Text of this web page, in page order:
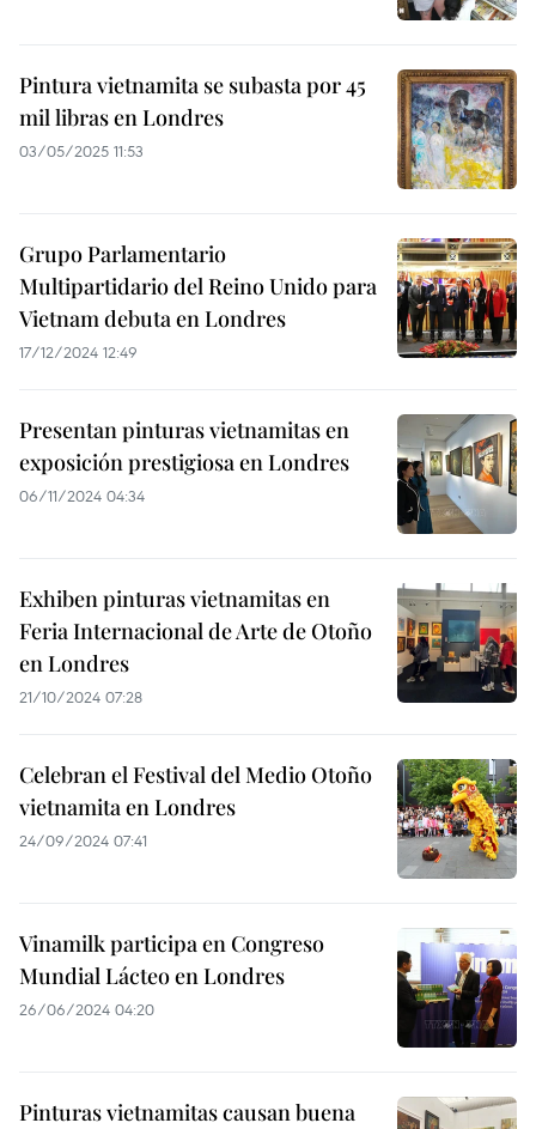
Pintura vietnamita se subasta por 45
mil libras en Londres
03/05/2025 11:53
Grupo Parlamentario
Multipartidario del Reino Unido para
Vietnam debuta en Londres
17/12/2024 12:49
Presentan pinturas vietnamitas en
exposición prestigiosa en Londres
06/11/2024 04:34
Exhiben pinturas vietnamitas en
Feria Internacional de Arte de Otoño
en Londres
21/10/2024 07:28
Celebran el Festival del Medio Otoño
vietnamita en Londres
24/09/2024 07:41
Vinamilk participa en Congreso
Mundial Lácteo en Londres
26/06/2024 04:20
Pinturas vietnamitas causan buena